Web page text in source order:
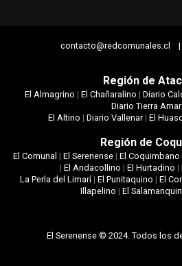
contacto@redcomunales.cl
Región de
El Almagrino | El Chañaralino | Diario
Diario Tierra
El Altino | Diario Vallenar| El
Región de
El Comunal | El Serenense| El Coquimbano
| El Andacollino | El Hurtadino |
La Perla del Limarí|El Punitaquino |El
Illapelino | El
El Serenense © 2024. Todos los